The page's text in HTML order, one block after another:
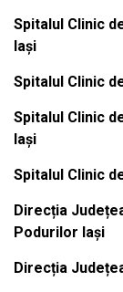
Spitalul Clinic
Iași
Spitalul Clinic
Spitalul Clinic
Iași
Spitalul Clinic
Direcția
Podurilor Iași
Direcția